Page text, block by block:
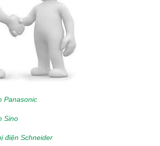
Panasonic
Sino
điện Schneider